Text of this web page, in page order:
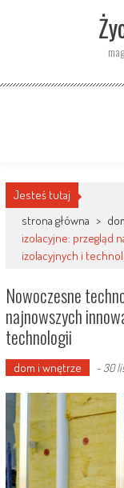
Jesteś tutaj
strona główna >
izolacyjne: przegląd
izolacyjnych i
Nowoczesne
najnowszych
technologii
dom i wnętrze - 30